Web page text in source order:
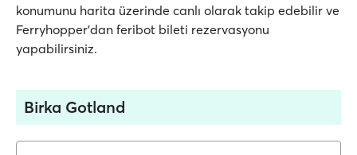
konumunu harita üzerinde canlı olarak takip edebilir ve
Ferryhopper'dan feribot bileti rezervasyonu
yapabilirsiniz.
Birka Gotland